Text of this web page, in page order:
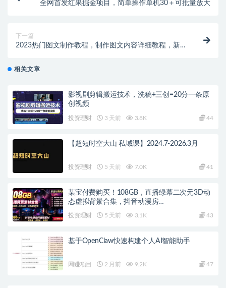
全网首发红果掘金项目，简单操作单机30＋可批量放大
下一篇
2023热门图文制作教程，制作图文内容详细教程，新手
相关文章
影视剧剪辑搬运技术，洗稿+三创=20分一条原
创视频
投资理财 3 天前 3.8K 44
【超短时空大山 私域课】2024.7-2026.3月
投资理财 5 天前 7.0K 41
某宝付费购买！108GB，直播绿幕二次元3D动
态虚拟背景合集，抖音动漫房…
投资理财 5 天前 3.1K 43
基于OpenClaw快速构建个人AI智能助手
网赚项目 2 月前 9.2K 47